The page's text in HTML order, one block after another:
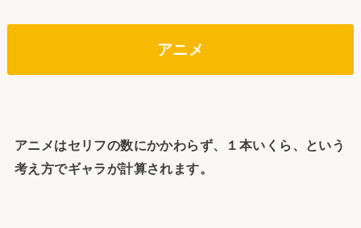
アニメ
アニメはセリフの数にかかわらず、１本いくら、という
考え方でギャラが計算されます。